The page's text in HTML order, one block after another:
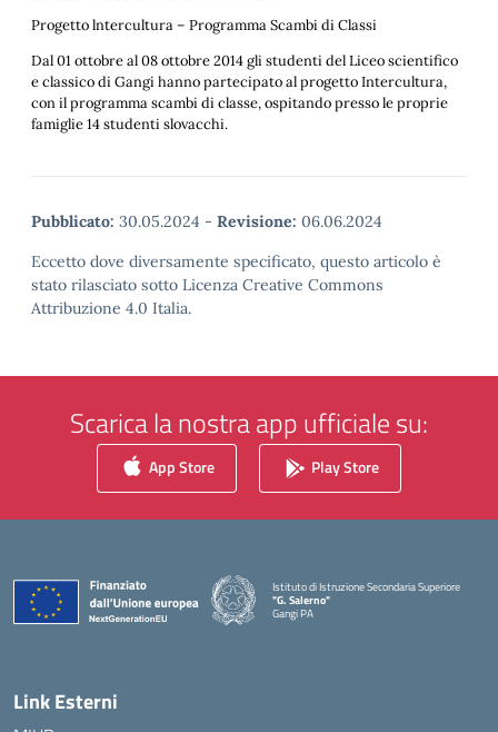
Progetto lntercultura – Programma Scambi di Classi
Dal 01 ottobre al 08 ottobre 2014 gli studenti del Liceo scientifico
e classico di Gangi hanno partecipato al progetto Intercultura,
con il programma scambi di classe, ospitando presso le proprie
famiglie 14 studenti slovacchi.
Pubblicato: 30.05.2024 - Revisione: 06.06.2024
Eccetto dove diversamente specificato, questo articolo è
stato rilasciato sotto Licenza Creative Commons
Attribuzione 4.0 Italia.
Scarica la nostra app ufficiale su:
App Store Play Store
Istituto di Istruzione Secondaria Superiore
"G. Salerno"
Gangi PA
— Visita la pagina iniziale della scuola
Link Esterni